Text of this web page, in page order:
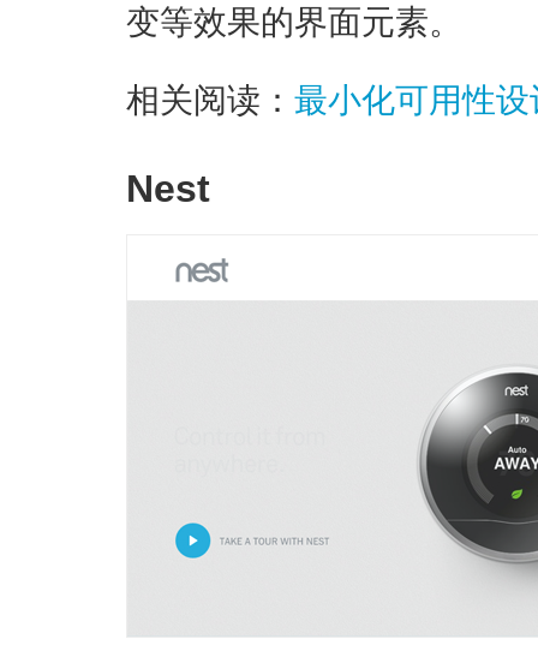
变等效果的界面元素。
相关阅读： 最小化可用性设
Nest